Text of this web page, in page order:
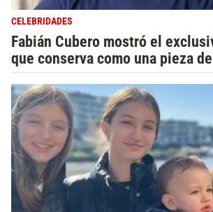
CELEBRIDADES
Fabián Cubero mostró el
que conserva como una pieza